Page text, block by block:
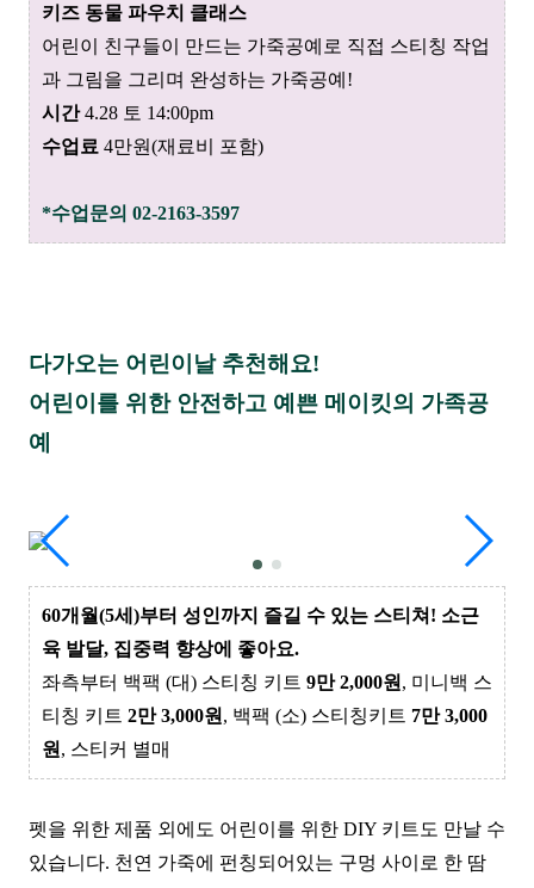
키즈 동물 파우치 클래스
어린이 친구들이 만드는 가죽공예로 직접 스티칭 작업
과 그림을 그리며 완성하는 가죽공예!
시간4.28 토 14:00pm
수업료 4만원(재료비 포함)
*수업문의 02-2163-3597
다가오는 어린이날 추천해요!
어린이를 위한 안전하고 예쁜 메이킷의 가족공
예
60개월(5세)부터 성인까지 즐길 수 있는 스티쳐! 소근
육 발달, 집중력 향상에 좋아요.
좌측부터 백팩 (대) 스티칭 키트 9만 2,000원 , 미니백 스
티칭 키트 2만 3,000원 , 백팩 (소) 스티칭키트 7만 3,000
원 , 스티커 별매
펫을 위한 제품 외에도 어린이를 위한 DIY 키트도 만날 수
있습니다. 천연 가죽에 펀칭되어있는 구멍 사이로 한 땀